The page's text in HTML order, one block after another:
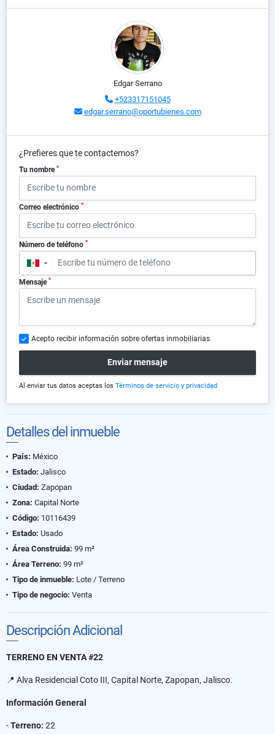
Edgar Serrano
+523317151045
edgar.serrano@oportubienes.com
¿Prefieres que te contactemos?
Tu nombre *
Correo electrónico *
Número de teléfono *
▼
Mensaje *
Acepto recibir información sobre ofertas inmobiliarias
Enviar mensaje
Al enviar tus datos aceptas los Términos de servicio y privacidad
Detalles del inmueble
País: México
Estado: Jalisco
Ciudad: Zapopan
Zona: Capital Norte
Código: 10116439
Estado: Usado
Área Construida: 99 m²
Área Terreno: 99 m²
Tipo de inmueble: Lote / Terreno
Tipo de negocio: Venta
Descripción Adicional
TERRENO EN VENTA #22
📍 Alva Residencial Coto III, Capital Norte, Zapopan, Jalisco.
Información General
-Terreno: 22